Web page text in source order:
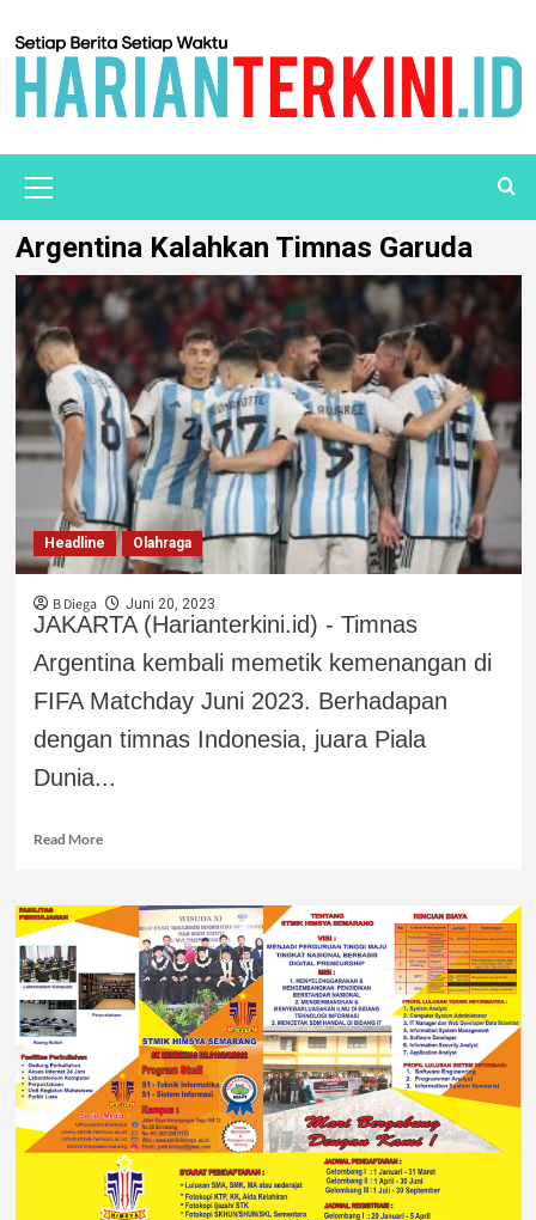
Argentina Kalahkan Timnas Garuda
Headline Olahraga
B Diega Juni 20, 2023
JAKARTA (Harianterkini.id) - Timnas
Argentina kembali memetik kemenangan di
FIFA Matchday Juni 2023. Berhadapan
dengan timnas Indonesia, juara Piala
Dunia...
Read More